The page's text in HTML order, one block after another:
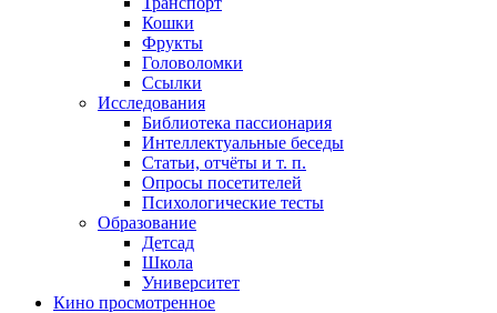
Кошки
Фрукты
Головоломки
Ссылки
Исследования
Библиотека пассионария
Интеллектуальные беседы
Статьи, отчёты и т. п.
Опросы посетителей
Психологические тесты
Образование
Детсад
Школа
Университет
Кино просмотренное